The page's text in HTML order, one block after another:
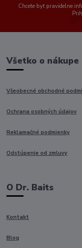
Chcete byť pravidelne
Všetko o nákupe
Všeobecné obchodné
Ochrana osobných údajov
Reklamačné podmienky
Odstúpenie od zmluvy
O Dr. Baits
Kontakt
Blog